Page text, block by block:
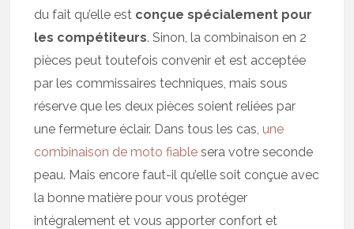
du fait qu’elle est conçue spécialement pour
les compétiteurs. Sinon, la combinaison en 2
pièces peut toutefois convenir et est acceptée
par les commissaires techniques, mais sous
réserve que les deux pièces soient reliées par
une fermeture éclair. Dans tous les cas, une
combinaison de moto fiable sera votre seconde
peau. Mais encore faut-il qu’elle soit conçue avec
la bonne matière pour vous protéger
intégralement et vous apporter confort et